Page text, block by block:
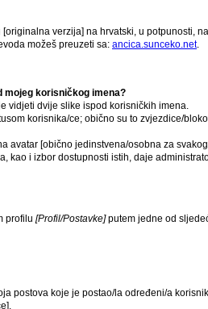
verzija] na hrvatski, u potpunosti,
možeš preuzeti sa: ancica.sunceko.net.
mojeg korisničkog imena?
vidjeti dvije slike ispod korisničkih imena.
korisnika/ce; obično su to zvjezdice/
avatar [obično jedinstvena/osobna za
kao i izbor dostupnosti istih, daje
profilu [Profil/Postavke]putem jedne od
postova koje je postao/la određeni/a